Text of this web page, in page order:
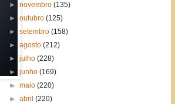
►novembro(135)
►outubro(125)
►setembro(158)
►agosto(212)
►julho(228)
►junho(169)
►maio(220)
►abril(220)